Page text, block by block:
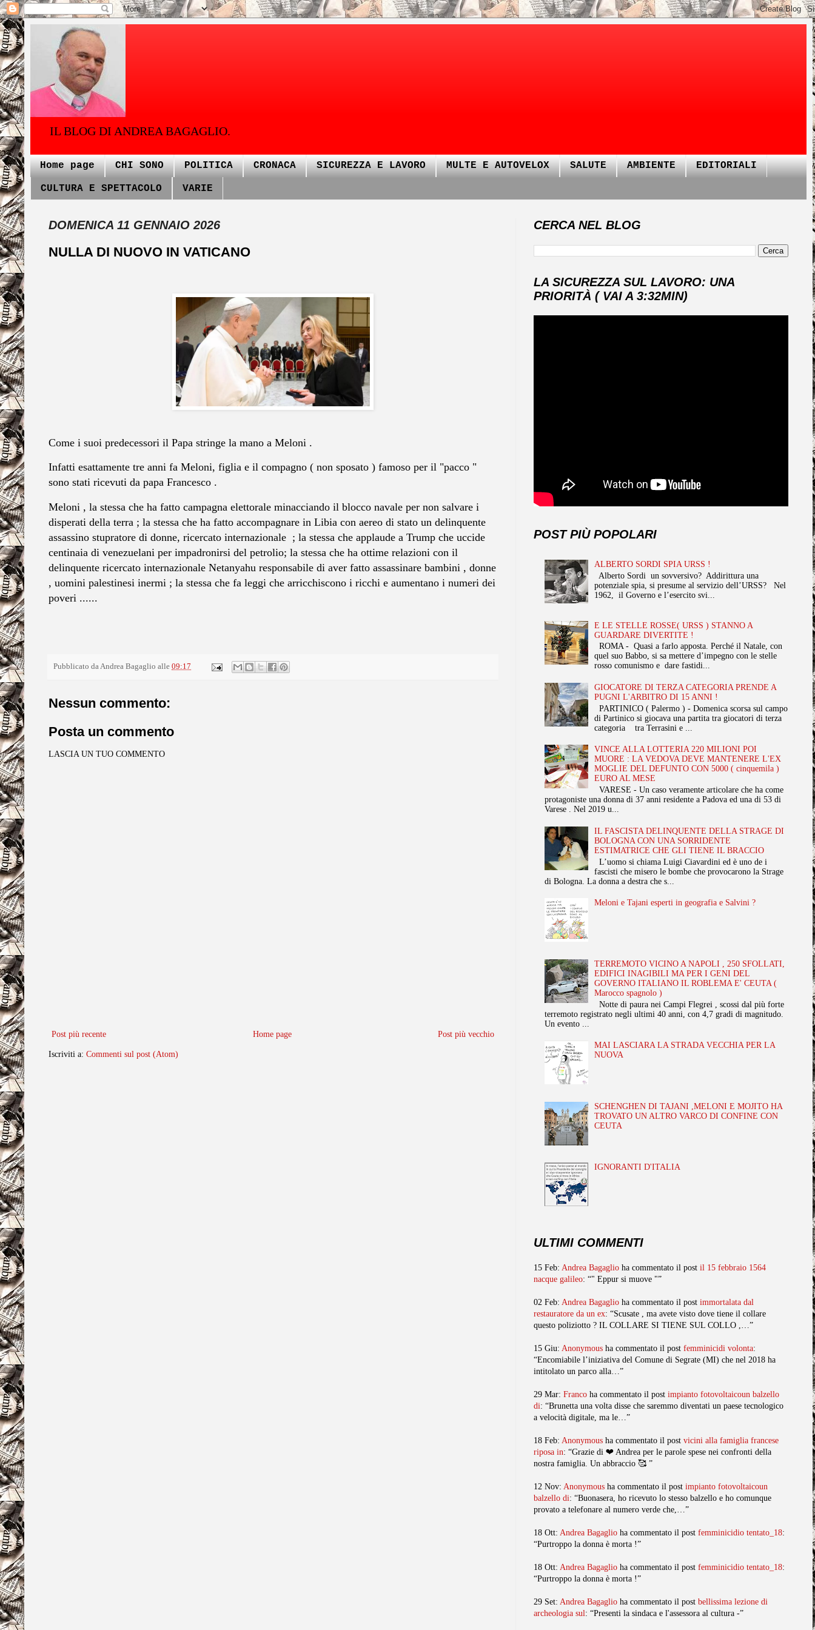
IL BLOG DI ANDREA BAGAGLIO.
Home page CHI SONO POLITICA CRONACA SICUREZZA E LAVORO MULTE E AUTOVELOX SALUTE AMBIENTE EDITORIALI
CULTURA E SPETTACOLO VARIE
DOMENICA 11 GENNAIO 2026
NULLA DI NUOVO IN VATICANO
Come i suoi predecessori il Papa stringe la mano a Meloni .
Infatti esattamente tre anni fa Meloni, figlia e il compagno ( non sposato ) famoso per il "pacco "
sono stati ricevuti da papa Francesco .
Meloni , la stessa che ha fatto campagna elettorale minacciando il blocco navale per non salvare i
disperati della terra ; la stessa che ha fatto accompagnare in Libia con aereo di stato un delinquente
assassino stupratore di donne, ricercato internazionale ; la stessa che applaude a Trump che uccide
centinaia di venezuelani per impadronirsi del petrolio; la stessa che ha ottime relazioni con il
delinquente ricercato internazionale Netanyahu responsabile di aver fatto assassinare bambini , donne
, uomini palestinesi inermi ; la stessa che fa leggi che arricchiscono i ricchi e aumentano i numeri dei
poveri ......
Pubblicato daAndrea Bagaglio alle 09:17
Nessun commento:
Posta un commento
LASCIA UN TUO COMMENTO
Post più recente Post più vecchio
Home page
Iscriviti a: Commenti sul post (Atom)
CERCA NEL BLOG
LA SICUREZZA SUL LAVORO: UNA
PRIORITÀ ( VAI A 3:32MIN)
POST PIÙ POPOLARI
ALBERTO SORDI SPIA URSS !
Alberto Sordi un sovversivo? Addirittura una
potenziale spia, si presume al servizio dell’URSS? Nel
1962, il Governo e l’esercito svi...
E LE STELLE ROSSE( URSS ) STANNO A
GUARDARE DIVERTITE !
ROMA - Quasi a farlo apposta. Perché il Natale, con
quel suo Babbo, si sa mettere d’impegno con le stelle
rosso comunismo e dare fastidi...
GIOCATORE DI TERZA CATEGORIA PRENDE A
PUGNI L'ARBITRO DI 15 ANNI !
PARTINICO ( Palermo ) - Domenica scorsa sul campo
di Partinico si giocava una partita tra giocatori di terza
categoria tra Terrasini e ...
VINCE ALLA LOTTERIA 220 MILIONI POI
MUORE : LA VEDOVA DEVE MANTENERE L'EX
MOGLIE DEL DEFUNTO CON 5000 ( cinquemila )
EURO AL MESE
VARESE - Un caso veramente articolare che ha come
protagoniste una donna di 37 anni residente a Padova ed una di 53 di
Varese . Nel 2019 u...
IL FASCISTA DELINQUENTE DELLA STRAGE DI
BOLOGNA CON UNA SORRIDENTE
ESTIMATRICE CHE GLI TIENE IL BRACCIO
L’uomo si chiama Luigi Ciavardini ed è uno de i
fascisti che misero le bombe che provocarono la Strage
di Bologna. La donna a destra che s...
Meloni e Tajani esperti in geografia e Salvini ?
TERREMOTO VICINO A NAPOLI , 250 SFOLLATI,
EDIFICI INAGIBILI MA PER I GENI DEL
GOVERNO ITALIANO IL ROBLEMA E' CEUTA (
Marocco spagnolo )
Notte di paura nei Campi Flegrei , scossi dal più forte
terremoto registrato negli ultimi 40 anni, con 4,7 gradi di magnitudo.
Un evento ...
MAI LASCIARA LA STRADA VECCHIA PER LA
NUOVA
SCHENGHEN DI TAJANI ,MELONI E MOJITO HA
TROVATO UN ALTRO VARCO DI CONFINE CON
CEUTA
IGNORANTI D'ITALIA
ULTIMI COMMENTI
15 Feb: Andrea Bagaglio ha commentato il post il 15 febbraio 1564
nacque galileo: “" Eppur si muove "”
02 Feb: Andrea Bagaglio ha commentato il post immortalata dal
restauratore da un ex: “Scusate , ma avete visto dove tiene il collare
questo poliziotto ? IL COLLARE SI TIENE SUL COLLO ,…”
15 Giu: Anonymous ha commentato il post femminicidi volonta:
“Encomiabile l’iniziativa del Comune di Segrate (MI) che nel 2018 ha
intitolato un parco alla…”
29 Mar: Franco ha commentato il post impianto fotovoltaicoun balzello
di: “Brunetta una volta disse che saremmo diventati un paese tecnologico
a velocità digitale, ma le…”
18 Feb: Anonymous ha commentato il post vicini alla famiglia francese
riposa in: “Grazie di ❤️ Andrea per le parole spese nei confronti della
nostra famiglia. Un abbraccio 🥰 ”
12 Nov: Anonymous ha commentato il post impianto fotovoltaicoun
balzello di: “Buonasera, ho ricevuto lo stesso balzello e ho comunque
provato a telefonare al numero verde che,…”
18 Ott: Andrea Bagaglio ha commentato il post femminicidio tentato_18:
“Purtroppo la donna è morta !”
18 Ott: Andrea Bagaglio ha commentato il post femminicidio tentato_18:
“Purtroppo la donna è morta !”
29 Set: Andrea Bagaglio ha commentato il post bellissima lezione di
archeologia sul: “Presenti la sindaca e l'assessora al cultura -”